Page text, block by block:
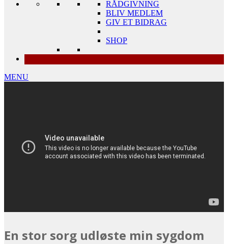
RÅDGIVNING
BLIV MEDLEM
GIV ET BIDRAG
SHOP
MENU
En stor sorg udløste min sygdom